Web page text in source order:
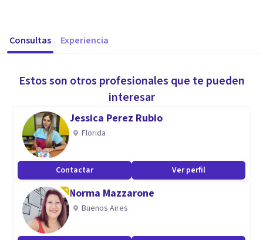
Consultas Experiencia
Estos son otros profesionales que te pueden
interesar
Jessica Perez Rubio
Florida
Contactar Ver perfil
Norma Mazzarone
Buenos Aires